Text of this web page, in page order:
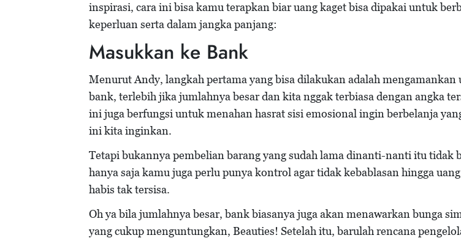
inspirasi, cara ini bisa kamu terapkan biar uang kaget bisa dipakai untuk
keperluan serta dalam jangka panjang:
Masukkan ke Bank
Menurut Andy, langkah pertama yang bisa dilakukan adalah mengamankan
bank, terlebih jika jumlahnya besar dan kita nggak terbiasa dengan angka
ini juga berfungsi untuk menahan hasrat sisi emosional ingin berbelanja
ini kita inginkan.
Tetapi bukannya pembelian barang yang sudah lama dinanti-nanti itu tidak
hanya saja kamu juga perlu punya kontrol agar tidak kebablasan hingga
habis tak tersisa.
Oh ya bila jumlahnya besar, bank biasanya juga akan menawarkan bunga
yang cukup menguntungkan, Beauties! Setelah itu, barulah rencana